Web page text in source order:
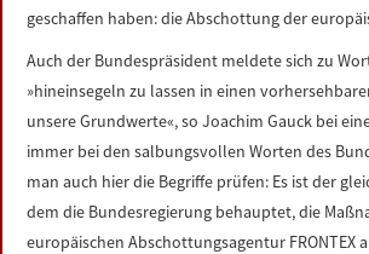
geschaffen haben: die Abschottung der
Auch der Bundespräsident meldete sich zu
»hineinsegeln zu lassen in einen
unsere Grundwerte«, so Joachim Gauck bei
immer bei den salbungsvollen Worten des
man auch hier die Begriffe prüfen: Es ist der
dem die Bundesregierung behauptet, die
europäischen Abschottungsagentur FRONTEX